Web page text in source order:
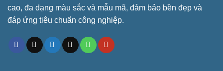
cao, đa dạng màu sắc và mẫu mã, đảm bảo bền đẹp và
đáp ứng tiêu chuẩn công nghiệp.